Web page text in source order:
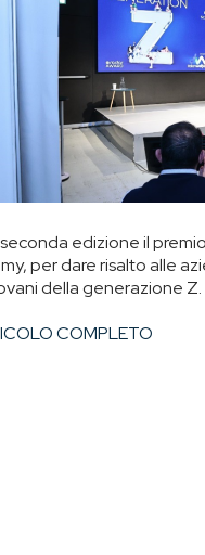
seconda edizione il
per dare risalto alle
della generazione Z.
COMPLETO